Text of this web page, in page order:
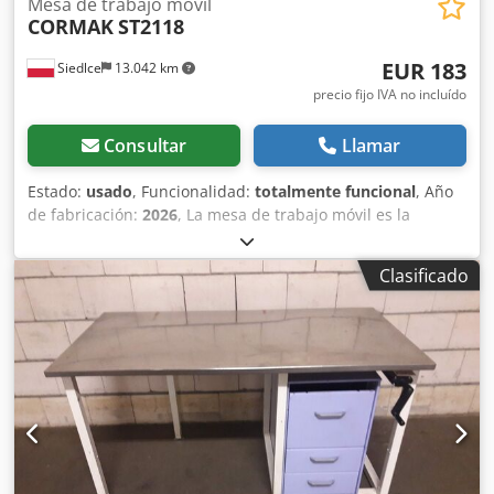
Siedlce 13.042 km
CORMAKST2118
EUR 183
precio fijo IVA no incluído
Consultar Llamar
Estado: usado, Funcionalidad: totalmente funcional, Año
de fabricación: 2026, La mesa de trabajo móvil es la
solución ideal para trabajos de precisión relacionados con
el procesamiento de la madera. Altura de elevación
ajustable hasta más de 1000 mm. La superficie de la mesa
cuenta con revestimientos de madera que no dañan la
superficie del material que se está procesando.
Descripción del dispositivo Permite trabajar de forma
independiente, sin necesidad de ayuda adicional, incluso
con paneles de madera y derivados de madera de tamaño
completo. La movilidad y la función de plegado de la mesa
son ideales para situaciones en las que el espacio es
limitado en un taller de carpintería o en un garaje. La
Clasificado